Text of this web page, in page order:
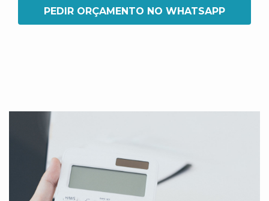
PEDIR ORÇAMENTO NO WHATSAPP